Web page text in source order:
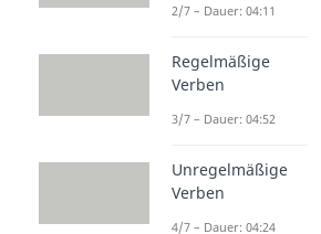
2/7 – Dauer: 04:11
Regelmäßige
Verben
3/7 – Dauer: 04:52
Unregelmäßige
Verben
4/7 – Dauer: 04:24